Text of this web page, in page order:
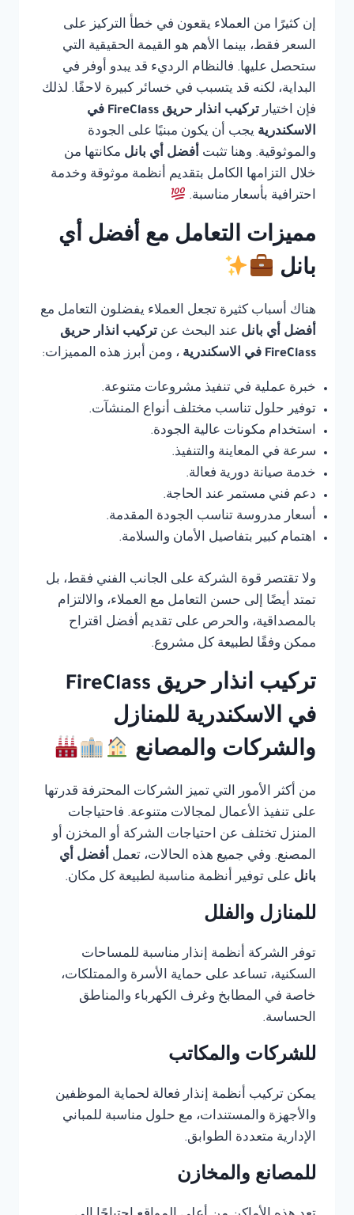
إن كثيرًا من العملاء يقعون في خطأ التركيز على
السعر فقط، بينما الأهم هو القيمة الحقيقية التي
ستحصل عليها. فالنظام الرديء قد يبدو أوفر في
البداية، لكنه قد يتسبب في خسائر كبيرة لاحقًا. لذلك
فإن اختيار
تركيب انذار حريق FireClass في
الاسكندرية يجب أن يكون مبنيًا على الجودة
والموثوقية. وهنا تثبت أفضل أي بانل مكانتها من
خلال التزامها الكامل بتقديم أنظمة موثوقة وخدمة
احترافية بأسعار مناسبة.
مميزات التعامل مع أفضل أي
بانل
هناك أسباب كثيرة تجعل العملاء يفضلون التعامل مع
أفضل أي بانل عند البحث عن تركيب انذار حريق
FireClass في الاسكندرية
، ومن أبرز هذه المميزات:
خبرة عملية في تنفيذ مشروعات متنوعة.
توفير حلول تناسب مختلف أنواع المنشآت.
استخدام مكونات عالية الجودة.
سرعة في المعاينة والتنفيذ.
خدمة صيانة دورية فعالة.
دعم فني مستمر عند الحاجة.
أسعار مدروسة تناسب الجودة المقدمة.
اهتمام كبير بتفاصيل الأمان والسلامة.
ولا تقتصر قوة الشركة على الجانب الفني فقط، بل
تمتد أيضًا إلى حسن التعامل مع العملاء، والالتزام
بالمصداقية، والحرص على تقديم أفضل اقتراح
ممكن وفقًا لطبيعة كل مشروع.
تركيب انذار حريق FireClass
في الاسكندرية للمنازل
والشركات والمصانع
من أكثر الأمور التي تميز الشركات المحترفة قدرتها
على تنفيذ الأعمال لمجالات متنوعة. فاحتياجات
المنزل تختلف عن احتياجات الشركة أو المخزن أو
المصنع. وفي جميع هذه الحالات، تعمل أفضل أي
بانل على توفير أنظمة مناسبة لطبيعة كل مكان.
للمنازل والفلل
توفر الشركة أنظمة إنذار مناسبة للمساحات
السكنية، تساعد على حماية الأسرة والممتلكات،
خاصة في المطابخ وغرف الكهرباء والمناطق
الحساسة.
للشركات والمكاتب
يمكن تركيب أنظمة إنذار فعالة لحماية الموظفين
والأجهزة والمستندات، مع حلول مناسبة للمباني
الإدارية متعددة الطوابق.
للمصانع والمخازن